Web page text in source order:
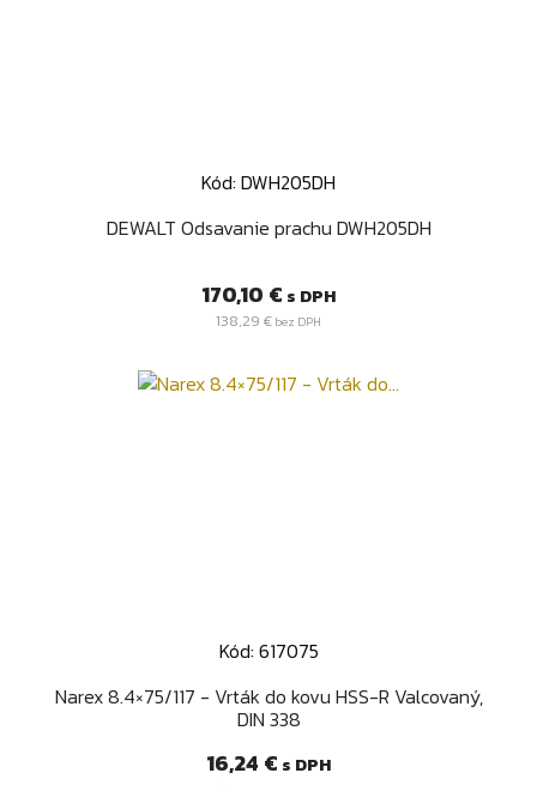
Kód: DWH205DH
DEWALT Odsavanie prachu DWH205DH
Cena
170,10 € s DPH
138,29 € bez DPH
Kód: 617075
Narex 8.4×75/117 - Vrták do kovu HSS-R Valcovaný,
DIN 338
Cena
16,24 € s DPH